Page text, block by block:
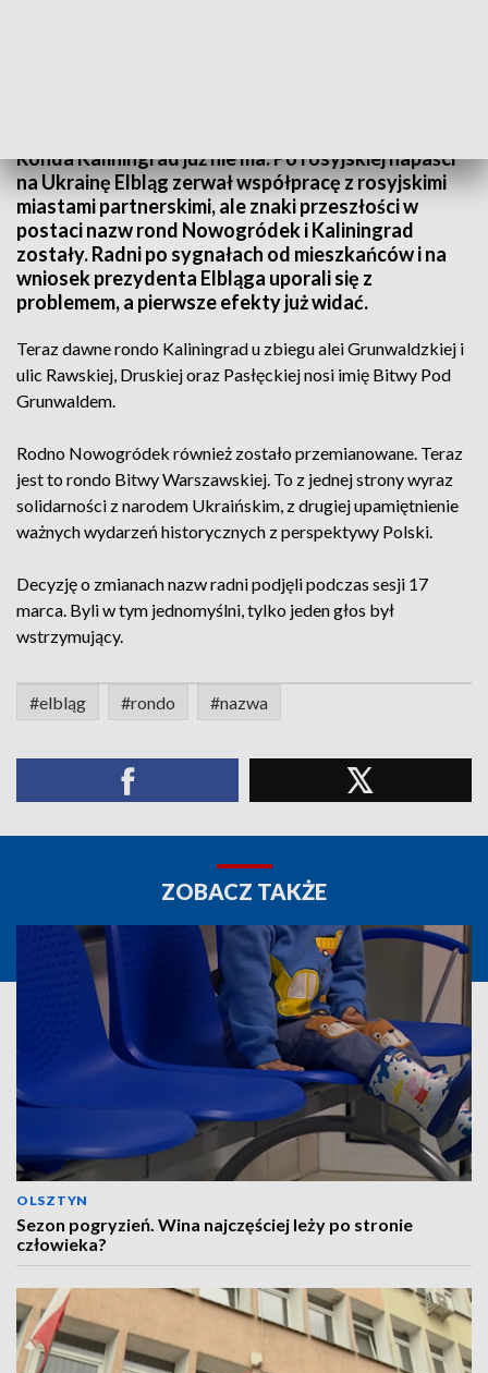
Ronda Kaliningrad już nie ma. Po rosyjskiej napaści
na Ukrainę Elbląg zerwał współpracę z rosyjskimi
miastami partnerskimi, ale znaki przeszłości w
postaci nazw rond Nowogródek i Kaliningrad
zostały. Radni po sygnałach od mieszkańców i na
wniosek prezydenta Elbląga uporali się z
problemem, a pierwsze efekty już widać.
Teraz dawne rondo Kaliningrad u zbiegu alei Grunwaldzkiej i
ulic Rawskiej, Druskiej oraz Pasłęckiej nosi imię Bitwy Pod
Grunwaldem.
Rodno Nowogródek również zostało przemianowane. Teraz
jest to rondo Bitwy Warszawskiej. To z jednej strony wyraz
solidarności z narodem Ukraińskim, z drugiej upamiętnienie
ważnych wydarzeń historycznych z perspektywy Polski.
Decyzję o zmianach nazw radni podjęli podczas sesji 17
marca. Byli w tym jednomyślni, tylko jeden głos był
wstrzymujący.
#elbląg #rondo #nazwa
ZOBACZ TAKŻE
OLSZTYN
Sezon pogryzień. Wina najczęściej leży po stronie
człowieka?